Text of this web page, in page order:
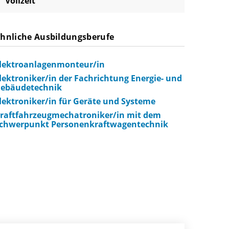
Ausbildungsberufe
in
in der Fachrichtung Energie- und
in für Geräte und Systeme
in mit dem
Personenkraftwagentechnik